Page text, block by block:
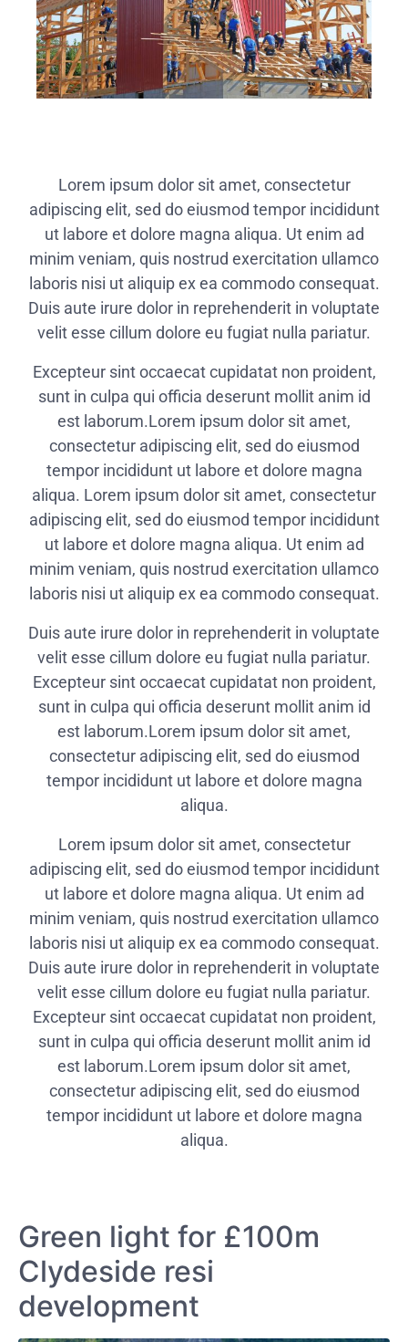
Lorem ipsum dolor sit amet, consectetur
adipiscing elit, sed do eiusmod tempor incididunt
ut labore et dolore magna aliqua. Ut enim ad
minim veniam, quis nostrud exercitation ullamco
laboris nisi ut aliquip ex ea commodo consequat.
Duis aute irure dolor in reprehenderit in voluptate
velit esse cillum dolore eu fugiat nulla pariatur.
Excepteur sint occaecat cupidatat non proident,
sunt in culpa qui officia deserunt mollit anim id
est laborum.Lorem ipsum dolor sit amet,
consectetur adipiscing elit, sed do eiusmod
tempor incididunt ut labore et dolore magna
aliqua. Lorem ipsum dolor sit amet, consectetur
adipiscing elit, sed do eiusmod tempor incididunt
ut labore et dolore magna aliqua. Ut enim ad
minim veniam, quis nostrud exercitation ullamco
laboris nisi ut aliquip ex ea commodo consequat.
Duis aute irure dolor in reprehenderit in voluptate
velit esse cillum dolore eu fugiat nulla pariatur.
Excepteur sint occaecat cupidatat non proident,
sunt in culpa qui officia deserunt mollit anim id
est laborum.Lorem ipsum dolor sit amet,
consectetur adipiscing elit, sed do eiusmod
tempor incididunt ut labore et dolore magna
aliqua.
Lorem ipsum dolor sit amet, consectetur
adipiscing elit, sed do eiusmod tempor incididunt
ut labore et dolore magna aliqua. Ut enim ad
minim veniam, quis nostrud exercitation ullamco
laboris nisi ut aliquip ex ea commodo consequat.
Duis aute irure dolor in reprehenderit in voluptate
velit esse cillum dolore eu fugiat nulla pariatur.
Excepteur sint occaecat cupidatat non proident,
sunt in culpa qui officia deserunt mollit anim id
est laborum.Lorem ipsum dolor sit amet,
consectetur adipiscing elit, sed do eiusmod
tempor incididunt ut labore et dolore magna
aliqua.
Green light for £100m
Clydeside resi
development